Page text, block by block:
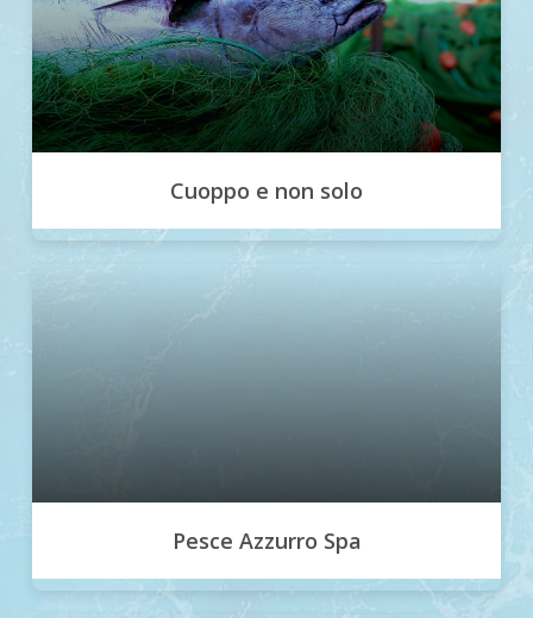
Cuoppo e non solo
Pesce Azzurro Spa